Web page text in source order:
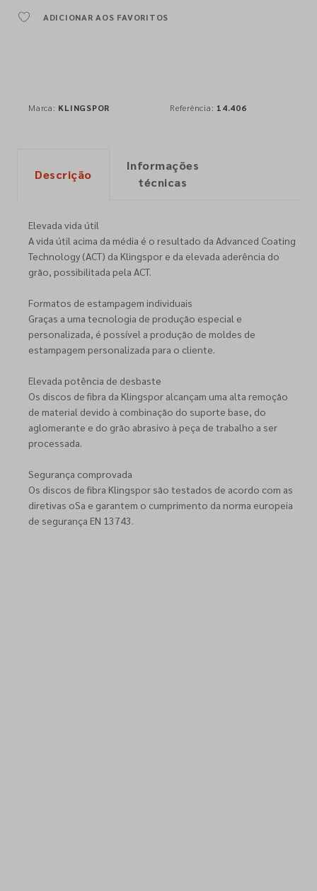
ADICIONAR AOS FAVORITOS
Marca: KLINGSPOR Referência: 14.406
Descrição
Informações
técnicas
Elevada vida útil
A vida útil acima da média é o resultado da Advanced Coating
Technology (ACT) da Klingspor e da elevada aderência do
grão, possibilitada pela ACT.
Formatos de estampagem individuais
Graças a uma tecnologia de produção especial e
personalizada, é possível a produção de moldes de
estampagem personalizada para o cliente.
Elevada potência de desbaste
Os discos de fibra da Klingspor alcançam uma alta remoção
de material devido à combinação do suporte base, do
aglomerante e do grão abrasivo à peça de trabalho a ser
processada.
Segurança comprovada
Os discos de fibra Klingspor são testados de acordo com as
diretivas oSa e garantem o cumprimento da norma europeia
de segurança EN 13743.